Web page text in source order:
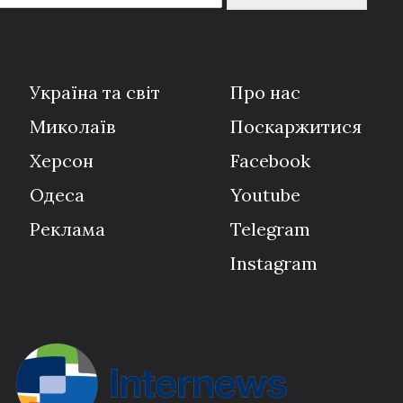
Україна та світ
Миколаїв
Херсон
Одеса
Реклама
Про нас
Поскаржитися
Facebook
Youtube
Telegram
Instagram